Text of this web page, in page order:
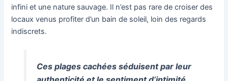
infini et une nature sauvage. Il n’est pas rare de croiser des
locaux venus profiter d’un bain de soleil, loin des regards
indiscrets.
Ces plages cachées séduisent par leur